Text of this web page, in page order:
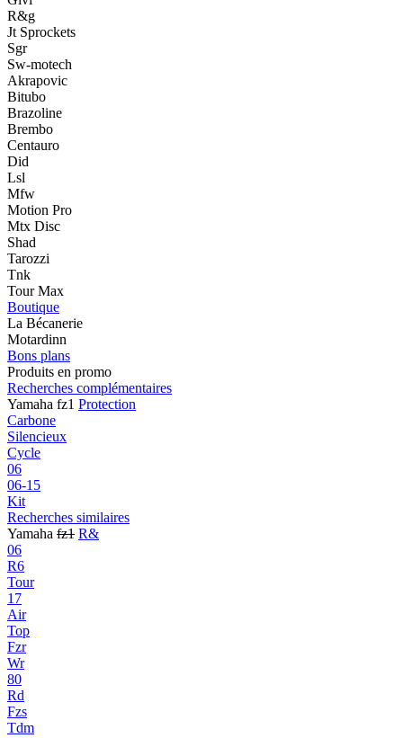
R&g
Jt Sprockets
Sgr
Sw-motech
Akrapovic
Bitubo
Brazoline
Brembo
Centauro
Did
Lsl
Mfw
Motion Pro
Mtx Disc
Shad
Tarozzi
Tnk
Tour Max
Boutique
La Bécanerie
Motardinn
Bons plans
Produits en promo
Recherches complémentaires
Yamaha fz1 Protection
Carbone
Silencieux
Cycle
06
06-15
Kit
Recherches similaires
Yamaha fz1 R&
06
R6
Tour
17
Air
Top
Fzr
Wr
80
Rd
Fzs
Tdm